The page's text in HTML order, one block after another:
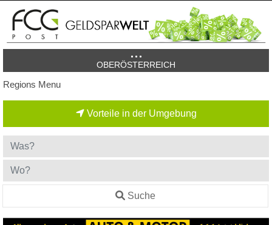
OBERÖSTERREICH
Regions Menu
Vorteile in der Umgebung
Suche